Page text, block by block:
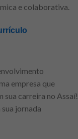
e colaborativa.
empresa que
sua carreira no Assaí!
jornada